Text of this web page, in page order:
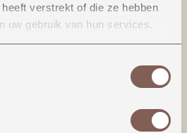
verstrekt of die ze hebben
uw gebruik van hun services.